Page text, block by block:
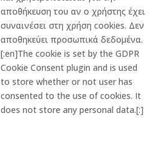
αποθήκευση του αν ο χρήστης έχει
συναινέσει στη χρήση cookies. Δεν
αποθηκεύει προσωπικά δεδομένα.
[:en]The cookie is set by the GDPR
Cookie Consent plugin and is used
to store whether or not user has
consented to the use of cookies. It
does not store any personal data.[:]